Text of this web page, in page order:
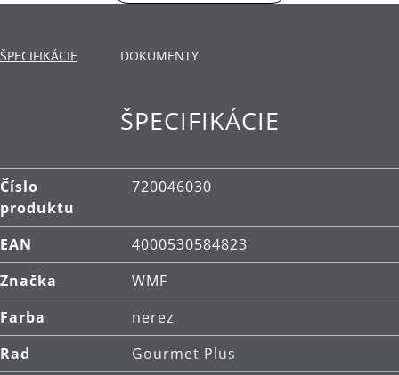
Použitie: vhodné pre všetky typy varných dosiek,
Materiál: nehrdzavejúca oceľ Cromargan®, ktorá
je rozmerovo stabilná, vhodná pre umývanie v
umývačke, odolná voči kyselinám, korózii a
extrémne odolná proti poškriabaniu.
Čistenie: je možné umývať v umývačke.
ŠPECIFIKÁCIE DOKUMENTY
ŠPECIFIKÁCIE
Číslo
produktu
720046030
EAN
4000530584823
Značka
WMF
Farba
nerez
Rad
Gourmet Plus